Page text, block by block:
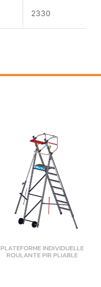
2330
PLATEFORME INDIVIDUELLE
ROULANTE PIR PLIABLE